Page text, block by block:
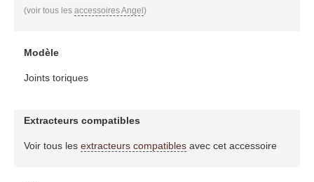
(voir tous les accessoires Angel )
Modèle
Joints toriques
Extracteurs compatibles
Voir tous les extracteurs compatiblesavec cet accessoire